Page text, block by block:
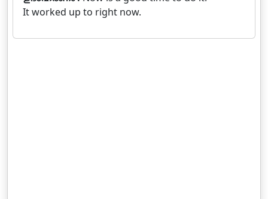
It worked up to right now.